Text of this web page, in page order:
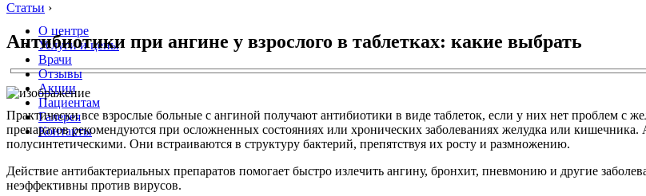
О центре
Услуги и цены
Врачи
Отзывы
Акции
Пациентам
Галерея
Контакты
Статьи ›
Антибиотики при ангине у взрослого в таблетках: какие выбрать
Практически все взрослые больные с ангиной получают антибиотики в виде таблеток, если у них нет проблем
препаратов рекомендуются при осложненных состояниях или хронических заболеваниях желудка или
полусинтетическими. Они встраиваются в структуру бактерий, препятствуя их росту и размножению.
Действие антибактериальных препаратов помогает быстро излечить ангину, бронхит, пневмонию и другие
неэффективны против вирусов.